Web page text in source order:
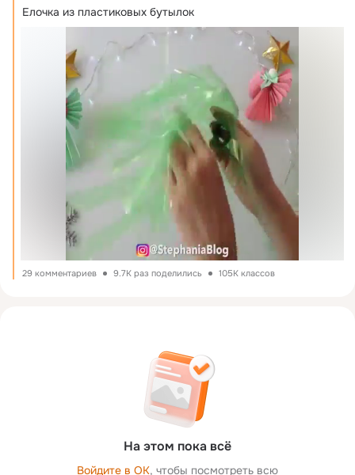
Елочка из пластиковых бутылок
29 комментариев 9.7K раз поделились 105K классов
На этом пока всё
Войдите в ОК, чтобы посмотреть всю